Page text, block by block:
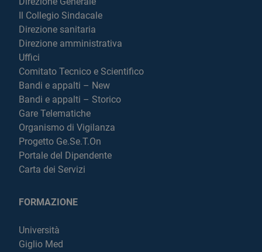
Il Collegio Sindacale
Direzione sanitaria
Direzione amministrativa
Uffici
Comitato Tecnico e Scientifico
Bandi e appalti – New
Bandi e appalti – Storico
Gare Telematiche
Organismo di Vigilanza
Progetto Ge.Se.T.On
Portale del Dipendente
Carta dei Servizi
FORMAZIONE
Università
Giglio Med